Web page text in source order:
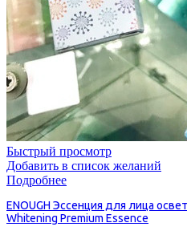
Быстрый просмотр
Добавить в список желаний
Подробнее
ENOUGH Эссенция для лица
Whitening Premium Essence